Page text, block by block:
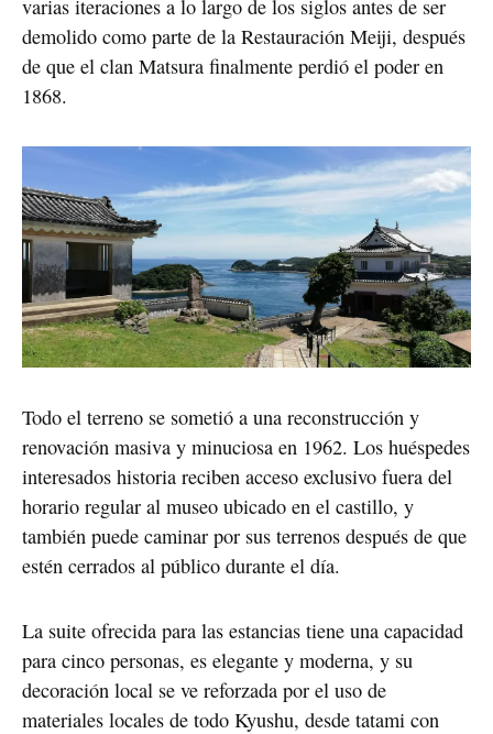
varias iteraciones a lo largo de los siglos antes de ser
demolido como parte de la Restauración Meiji, después
de que el clan Matsura finalmente perdió el poder en
1868.
Todo el terreno se sometió a una reconstrucción y
renovación masiva y minuciosa en 1962. Los huéspedes
interesados historia reciben acceso exclusivo fuera del
horario regular al museo ubicado en el castillo, y
también puede caminar por sus terrenos después de que
estén cerrados al público durante el día.
La suite ofrecida para las estancias tiene una capacidad
para cinco personas, es elegante y moderna, y su
decoración local se ve reforzada por el uso de
materiales locales de todo Kyushu, desde tatami con